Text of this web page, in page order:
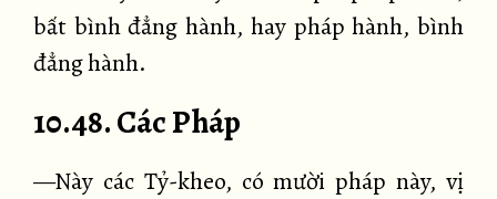
bất bình đẳng hành, hay pháp hành, bình
đẳng hành.
10.48. Các Pháp
—Này các Tỷ-kheo, có mười pháp này, vị